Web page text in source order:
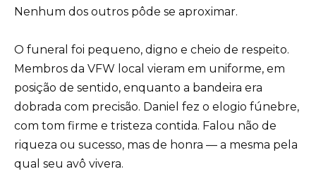
Nenhum dos outros pôde se aproximar.
O funeral foi pequeno, digno e cheio de respeito.
Membros da VFW local vieram em uniforme, em
posição de sentido, enquanto a bandeira era
dobrada com precisão. Daniel fez o elogio fúnebre,
com tom firme e tristeza contida. Falou não de
riqueza ou sucesso, mas de honra — a mesma pela
qual seu avô vivera.